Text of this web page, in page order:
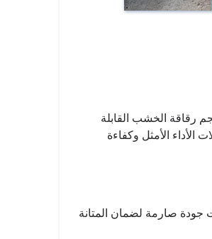
رقاقة الخشب القابلة
الأداء الأمثل وكفاءة
جودة صارمة لضمان المتانة